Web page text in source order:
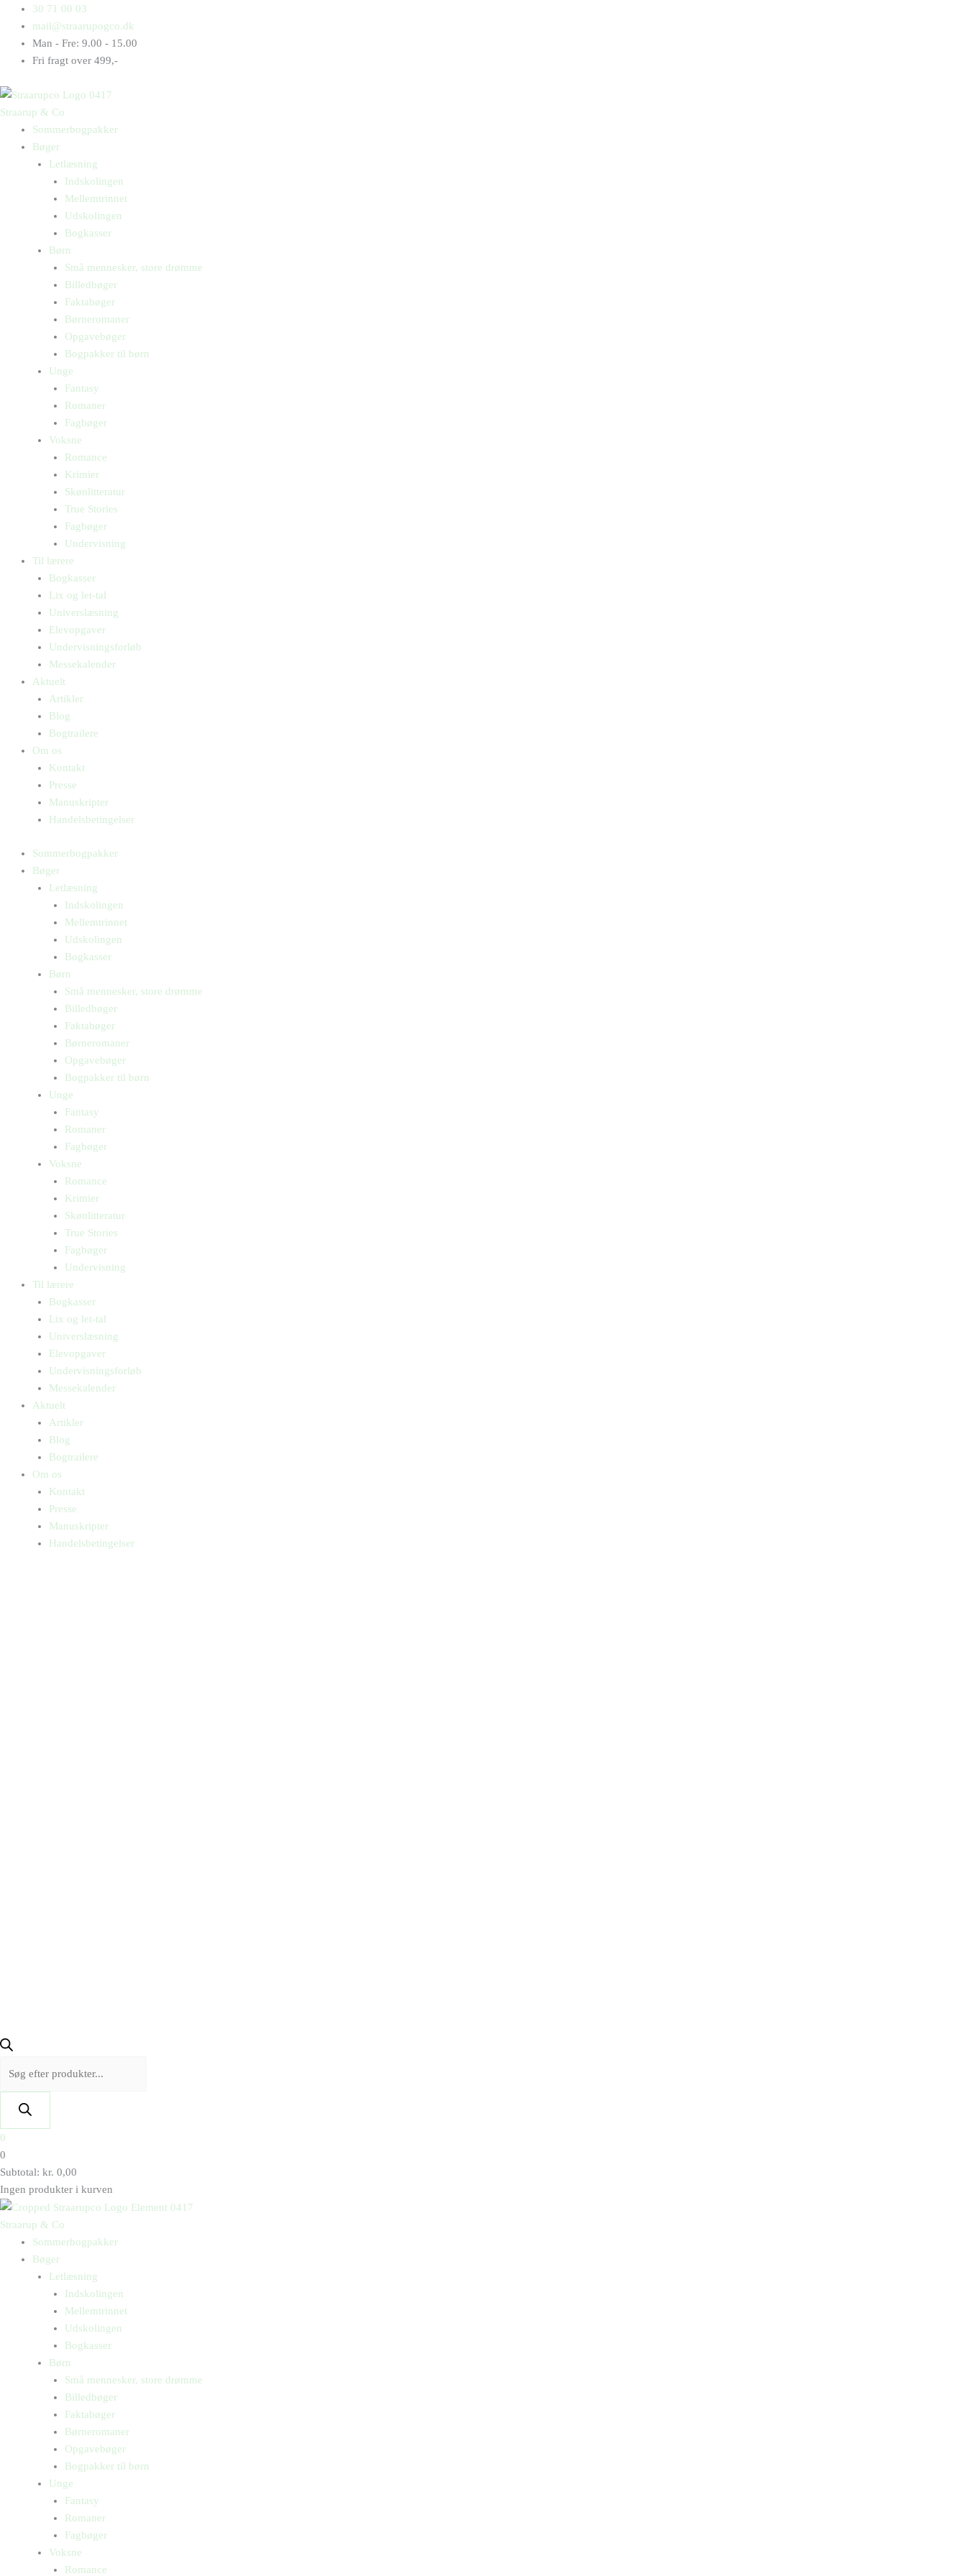
indholdet
30 71 00 03
mail@straarupogco.dk
Man - Fre: 9.00 - 15.00
Fri fragt over 499,-
Straarup & Co
Sommerbogpakker
Bøger
Letlæsning
Indskolingen
Mellemtrinnet
Udskolingen
Bogkasser
Børn
Små mennesker, store drømme
Billedbøger
Faktabøger
Børneromaner
Opgavebøger
Bogpakker til børn
Unge
Fantasy
Romaner
Fagbøger
Voksne
Romance
Krimier
Skønlitteratur
True Stories
Fagbøger
Undervisning
Til lærere
Bogkasser
Lix og let-tal
Universlæsning
Elevopgaver
Undervisningsforløb
Messekalender
Aktuelt
Artikler
Blog
Bogtrailere
Om os
Kontakt
Presse
Manuskripter
Handelsbetingelser
Sommerbogpakker
Bøger
Letlæsning
Indskolingen
Mellemtrinnet
Udskolingen
Bogkasser
Børn
Små mennesker, store drømme
Billedbøger
Faktabøger
Børneromaner
Opgavebøger
Bogpakker til børn
Unge
Fantasy
Romaner
Fagbøger
Voksne
Romance
Krimier
Skønlitteratur
True Stories
Fagbøger
Undervisning
Til lærere
Bogkasser
Lix og let-tal
Universlæsning
Elevopgaver
Undervisningsforløb
Messekalender
Aktuelt
Artikler
Blog
Bogtrailere
Om os
Kontakt
Presse
Manuskripter
Handelsbetingelser
Products
search
0
0
Subtotal: kr. 0,00
Ingen produkter i kurven
Straarup & Co
Sommerbogpakker
Bøger
Letlæsning
Indskolingen
Mellemtrinnet
Udskolingen
Bogkasser
Børn
Små mennesker, store drømme
Billedbøger
Faktabøger
Børneromaner
Opgavebøger
Bogpakker til børn
Unge
Fantasy
Romaner
Fagbøger
Voksne
Romance
Products
search
liebes
Lieschen